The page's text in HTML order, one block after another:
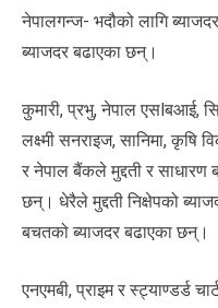
नेपालगन्ज- भदौको लागि
ब्याजदर बढाएका छन्।
कुमारी, प्रभु, नेपाल एसlबआई,
लक्ष्मी सनराइज, सानिमा, कृषि
र नेपाल बैंकले मुद्दती र
छन्। धेरैले मुद्दती निक्षेपको
बचतको ब्याजदर बढाएका छन्।
एनएमबी, प्राइम र स्ट्याण्डर्ड